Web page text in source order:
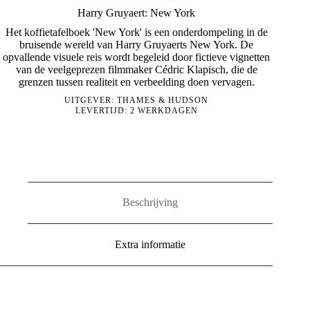
Harry Gruyaert: New York
Het koffietafelboek 'New York' is een onderdompeling in de
bruisende wereld van Harry Gruyaerts New York. De
opvallende visuele reis wordt begeleid door fictieve vignetten
van de veelgeprezen filmmaker Cédric Klapisch, die de
grenzen tussen realiteit en verbeelding doen vervagen.
UITGEVER:THAMES & HUDSON
LEVERTIJD: 2 WERKDAGEN
Beschrijving
Extra informatie